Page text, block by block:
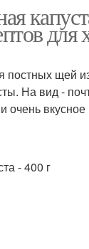
для
постных щей
На вид -
очень
- 400 г